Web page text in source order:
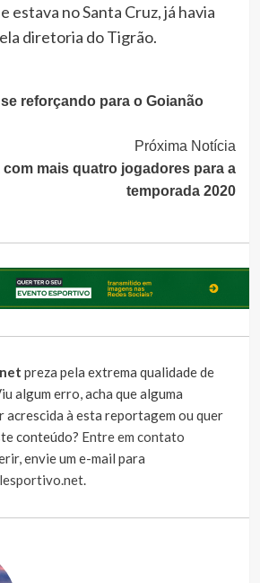
estava no Santa Cruz, já havia
diretoria do Tigrão.
reforçando para o Goianão
Próxima Notícia
com mais quatro jogadores para a
temporada 2020
preza pela extrema qualidade de
algum erro, acha que alguma
acrescida à esta reportagem ou quer
conteúdo? Entre em contato
envie um e-mail para
.